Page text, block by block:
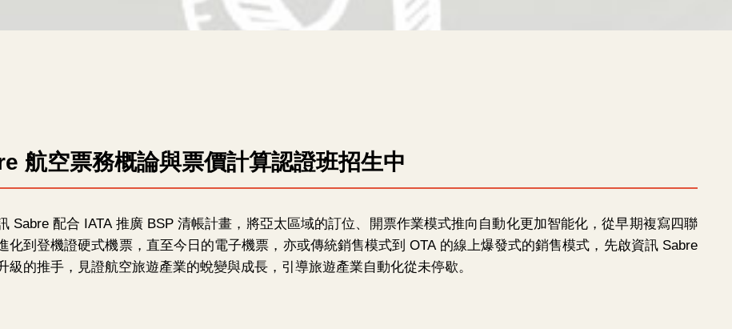
航空票務概論與票價計算認證班招生中
Sabre 配合 IATA 推廣 BSP 清帳計畫，將亞太區域的訂位、開票作業模式推向自動化更加智能化，從早期複寫四聯
化到登機證硬式機票，直至今日的電子機票，亦或傳統銷售模式到 OTA 的線上爆發式的銷售模式，先啟資訊 Sabre
級的推手，見證航空旅遊產業的蛻變與成長，引導旅遊產業自動化從未停歇。